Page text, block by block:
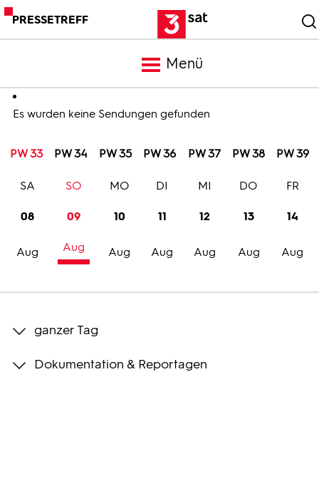
PRESSETREFF
Menü
Meldungen
Programm
Trailer
Bilder
Es wurden keine Sendungen gefunden
PW 33 PW 34 PW 35 PW 36 PW 37 PW 38 PW 39
08
Aug
SA
09
Aug
SO
10
Aug
MO
11
Aug
DI
12
Aug
MI
13
Aug
DO
14
Aug
FR
ganzer Tag
Dokumentation & Reportagen